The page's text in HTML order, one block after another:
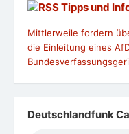
Tipps und
Mittlerweile fordern
die Einleitung eines
Deutschlandfunk